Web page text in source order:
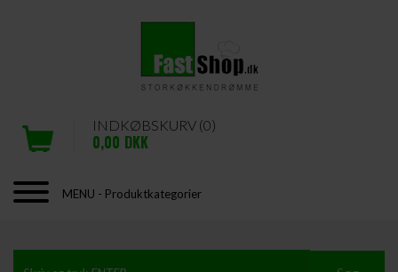
INDKØBSKURV (0)
0,00 DKK
MENU - Produktkategorier